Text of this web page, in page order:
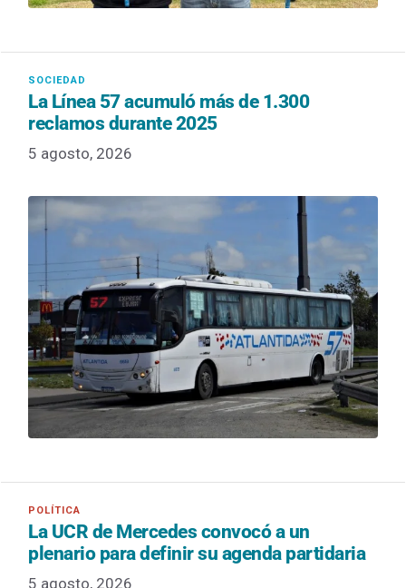
La Línea 57 acumuló más de 1.300
reclamos durante 2025
5 agosto, 2026
La UCR de Mercedes convocó a un
plenario para definir su agenda partidaria
5 agosto, 2026